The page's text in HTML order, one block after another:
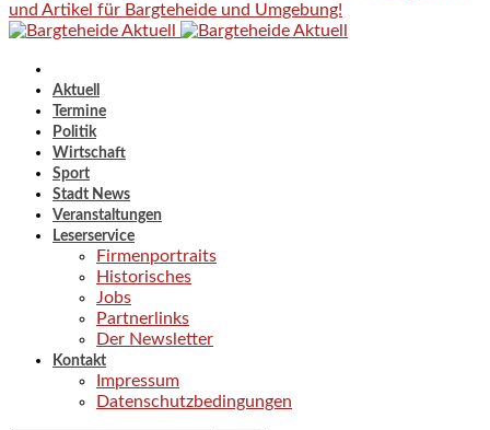
und Artikel für Bargteheide und Umgebung!
Aktuell
Termine
Politik
Wirtschaft
Sport
Stadt News
Veranstaltungen
Leserservice
Firmenportraits
Historisches
Jobs
Partnerlinks
Der Newsletter
Kontakt
Impressum
Datenschutzbedingungen